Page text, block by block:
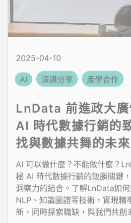
AI 演講分享 產學合作
LnData 前進政大廣
AI 時代數據行銷的
找與數據共舞的未來
AI 可以做什麼？不能做什麼？
秘 AI 時代數據行銷的致勝關鍵
洞察力的結合。了解LnData如
NLP、知識圖譜等技術，實現精
閱讀全文